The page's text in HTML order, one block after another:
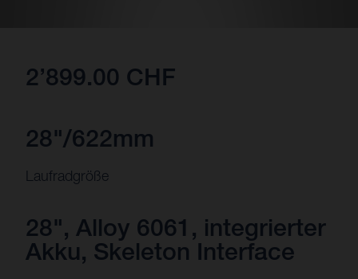
2’899.00 CHF
28"/622mm
Laufradgröße
28", Alloy 6061, integrierter
Akku, Skeleton Interface